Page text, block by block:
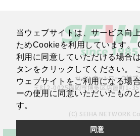
当ウェブサイトは、サービス向
ためCookieを利用しています。
利用に同意していただける場合
タンをクリックしてください。
ウェブサイトをご利用になる場
ーの使用に同意いただいたもの
す。
同意
セイハネットワーク株
〒812-0025福岡市博多区店屋町1-
(C) SEIHA NETWORK